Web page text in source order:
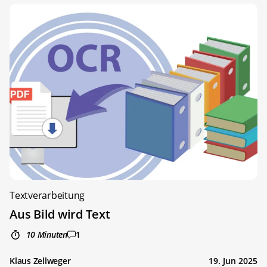
Textverarbeitung
Aus Bild wird Text
10 Minuten 1
Klaus Zellweger 19. Jun 2025